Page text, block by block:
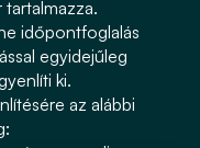
időpontfoglalás
egyidejűleg
ki.
az alábbi